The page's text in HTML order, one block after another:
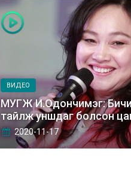
ВИДЕО
МУГЖ И.Одончимэг:
тайлж уншдаг болсон
эхлэн ном уншсан.
2020-11-17